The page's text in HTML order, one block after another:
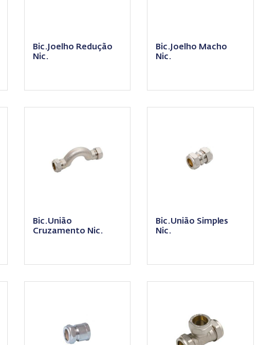
Bic.Joelho Redução
Nic.
Bic.Joelho Macho
Nic.
Bic.União
Cruzamento Nic.
Bic.União Simples
Nic.